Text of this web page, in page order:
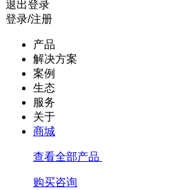
退出登录
登录/注册
产品
解决方案
案例
生态
服务
关于
商城
查看全部产品
购买咨询